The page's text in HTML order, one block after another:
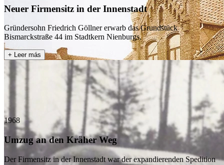
Neuer Firmensitz in der Innenstadt
Gründersohn Friedrich Göllner erwarb das Grundstück
Bismarckstraße 44 im Stadtkern Nienburgs.
+ Leer más
1968
Umzug an den Kräher Weg
Der Firmensitz in der Innenstadt war der expandierenden Spedition